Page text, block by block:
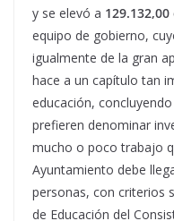
y se elevó a
equipo de gobierno,
igualmente de la gran
hace a un capítulo tan
educación,
prefieren denominar
mucho o poco trabajo
Ayuntamiento debe
personas, con criterios
de Educación del